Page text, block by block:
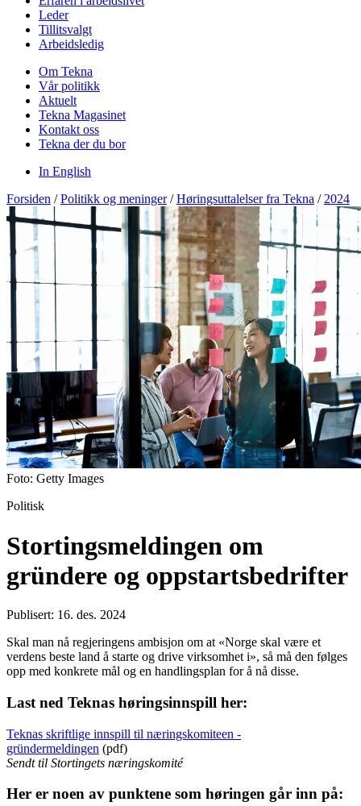
Leder
Tillitsvalgt
Arbeidsledig
Om Tekna
Vår politikk
Aktuelt
Tekna Magasinet
Kontakt oss
Tekna der du bor
In English
Forsiden / Politikk og meninger / Høringsuttalelser fra Tekna / 2024
Foto: Getty Images
Politisk
Stortingsmeldingen om
gründere og oppstartsbedrifter
Publisert: 16. des. 2024
Skal man nå regjeringens ambisjon om at «Norge skal være et
verdens beste land å starte og drive virksomhet i», så må den følges
opp med konkrete mål og en handlingsplan for å nå disse.
Last ned Teknas høringsinnspill her:
Teknas skriftlige innspill til næringskomiteen -
gründermeldingen (pdf)
Sendt til Stortingets næringskomité
Her er noen av punktene som høringen går inn på: